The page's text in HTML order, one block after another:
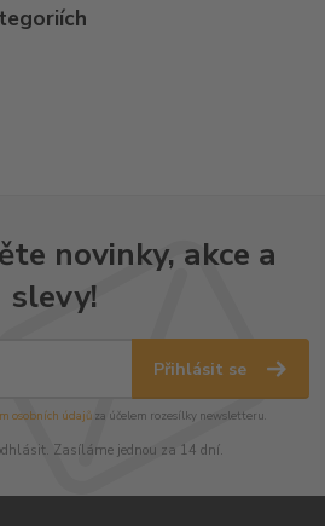
novinky, akce a
slevy!
Přihlásit se
osobních údajůza účelem rozesílky newsletteru.
Zasíláme jednou za 14 dní.